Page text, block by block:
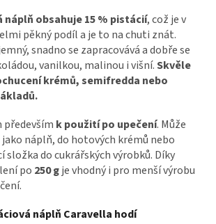
náplň obsahuje 15 % pistácií, což je v
pěkný podíl a je to na chuti znát.
snadno se zapracovává a dobře se
vanilkou, malinou i višní.Skvěle
krémů, semifredda nebo
především k použití po upečení. Může
náplň, do hotových krémů nebo
složka do cukrářských výrobků. Díky
po 250 gje vhodný i pro menší výrobu
náplň Caravella hodí